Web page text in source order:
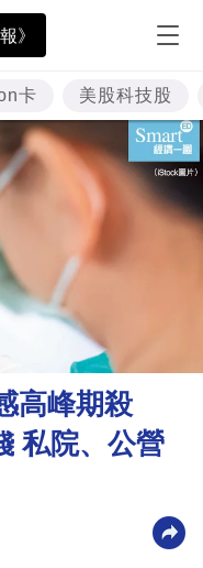
》
卡 美股科技股
高峰期殺
私院、公營